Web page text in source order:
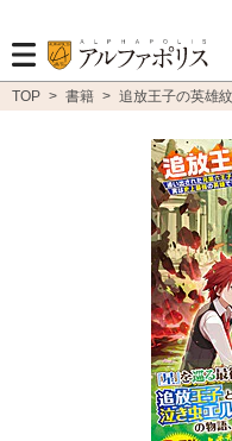
TOP > 書籍 > 追放王子の英雄